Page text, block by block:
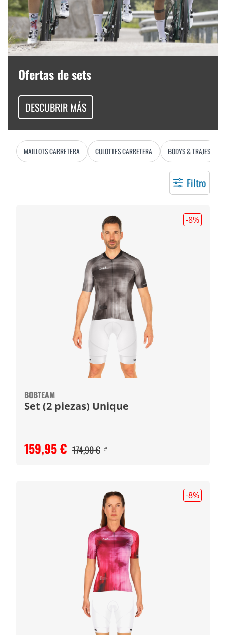
Ofertas de sets
DESCUBRIR MÁS
MAILLOTS CARRETERA CULOTTES CARRETERA BODYS & TRAJES
Filtro
-8%
BOBTEAM
Set (2 piezas) Unique
159,95 € 174,90 € #
-8%